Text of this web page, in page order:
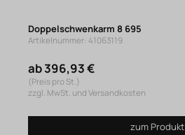
Doppelschwenkarm 8 695
Artikelnummer: 41063119
ab 396,93 €
(Preis pro St.)
zzgl. MwSt. und Versandkosten
zum Produkt